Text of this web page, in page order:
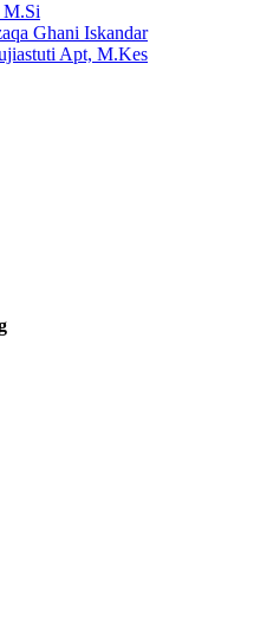
Ghani Iskandar
Apt, M.Kes